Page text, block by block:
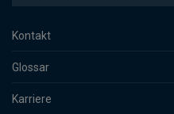
Kontakt
Glossar
Karriere